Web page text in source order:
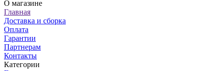
О магазине
Главная
Доставка и сборка
Оплата
Гарантии
Партнерам
Контакты
Категории